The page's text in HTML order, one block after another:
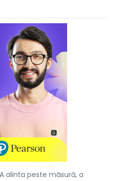
A alinta peste măsură, a